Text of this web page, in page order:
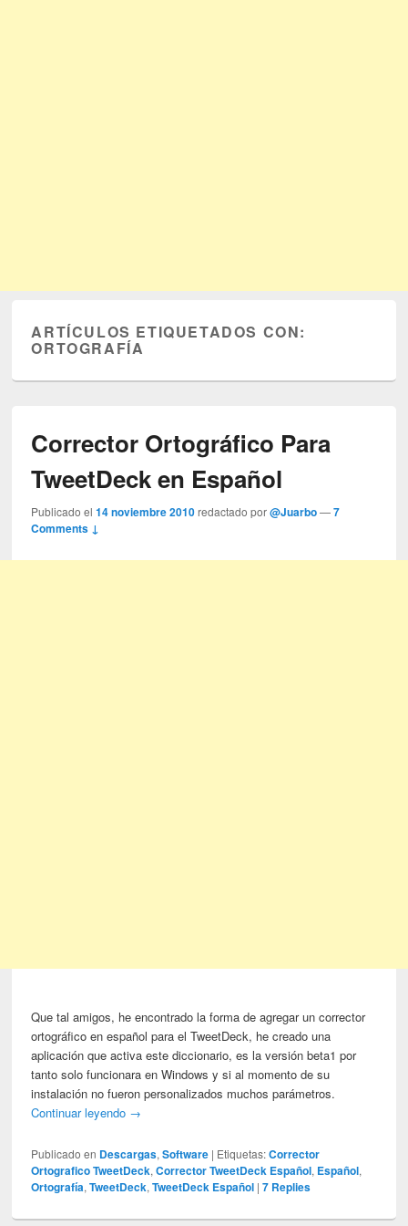
ARTÍCULOS ETIQUETADOS CON:
ORTOGRAFÍA
Corrector Ortográfico Para
TweetDeck en Español
Publicado el14 noviembre 2010 redactado por@Juarbo —7
Comments ↓
Que tal amigos, he encontrado la forma de agregar un corrector
ortográfico en español para el TweetDeck, he creado una
aplicación que activa este diccionario, es la versión beta1 por
tanto solo funcionara en Windows y si al momento de su
instalación no fueron personalizados muchos parámetros.
Continuar leyendo →
Publicado en Descargas,Software | Etiquetas: Corrector
Ortografico TweetDeck,Corrector TweetDeck Español, Español,
Ortografía,TweetDeck,TweetDeck Español |7 Replies